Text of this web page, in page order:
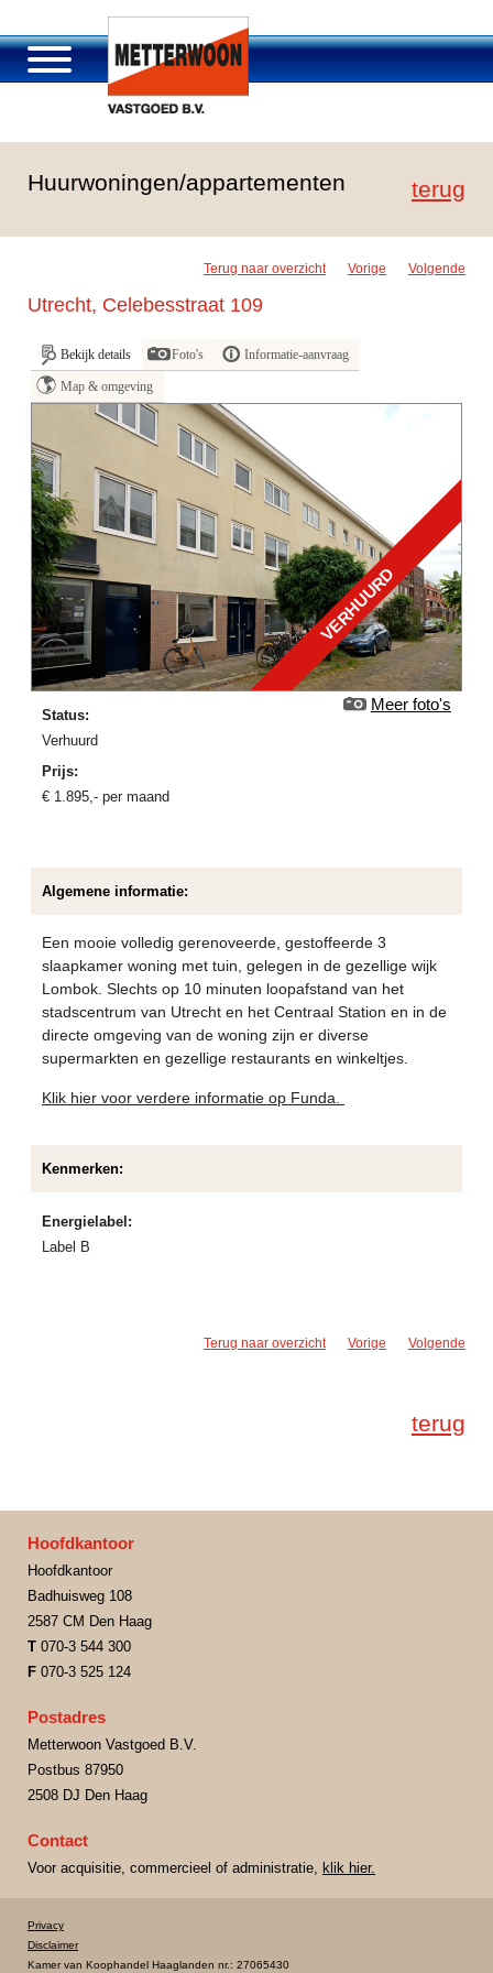
Portfolio
Huurwoningen/appartementen terug
Terug naar overzicht Vorige Volgende
Utrecht, Celebesstraat 109
Bekijk details Foto's Informatie-aanvraag
Map & omgeving
VERHUURD
Meer foto's
Status:
verhuurd
Prijs:
€ 1.895 ,- per maand
Algemene informatie:
Een mooie volledig gerenoveerde, gestoffeerde 3
slaapkamer woning met tuin, gelegen in de gezellige wijk
Lombok. Slechts op 10 minuten loopafstand van het
stadscentrum van Utrecht en het Centraal Station en in de
directe omgeving van de woning zijn er diverse
supermarkten en gezellige restaurants en winkeltjes.
Klik hier voor verdere informatie op Funda.
Kenmerken:
Energielabel:
Label B
Terug naar overzicht Vorige Volgende
terug
Hoofdkantoor
Hoofdkantoor
Badhuisweg 108
2587 CM Den Haag
T 070-3 544 300
F 070-3 525 124
Postadres
Metterwoon Vastgoed B.V.
Postbus 87950
2508 DJ Den Haag
Contact
Voor acquisitie, commercieel of administratie, klik hier.
Privacy
Disclaimer
Kamer van Koophandel Haaglanden nr.: 27065430